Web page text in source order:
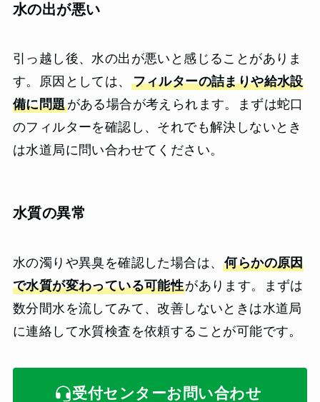
水の出が悪い
引っ越し後、水の出が悪いと感じることがありま
す。原因としては、 フィルターの詰まりや給水設
備に問題がある場合が考えられます。まずは蛇口
のフィルターを確認し、それでも解決しないとき
は水道局に問い合わせてください。
水質の異常
水の濁りや異臭を確認した場合は、何らかの原因
で水質が変わっている可能性があります。まずは
数分間水を流してみて、改善しないときは水道局
に連絡して水質検査を依頼することが可能です。
受付センターお問い合わせ